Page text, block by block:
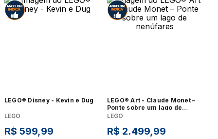
LEGO® Disney - Kevin e Dug
LEGO
R$ 599,99
LEGO® Art - Claude Monet –
Ponte sobre um lago de
nenúfares
LEGO
R$ 2.499,99